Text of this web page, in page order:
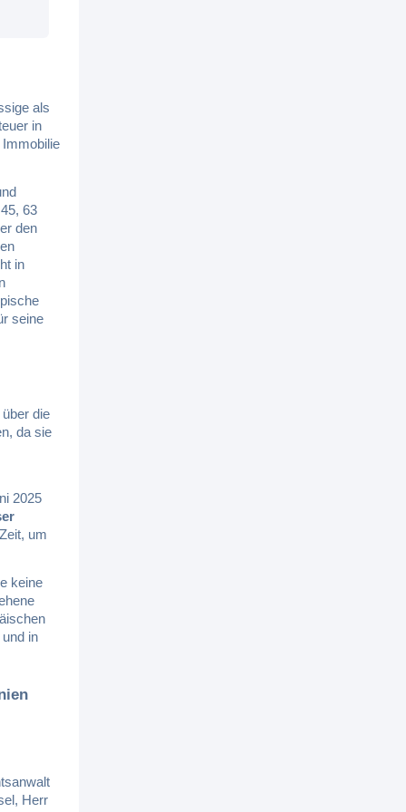
als
in
63
den
in
seine
die
da sie
2025
um
keine
in
Herr